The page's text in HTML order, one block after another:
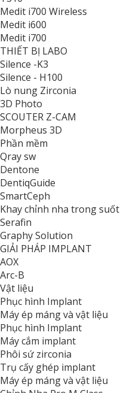
Medit i700 Wireless
Medit i600
Medit i700
THIẾT BỊ LABO
Silence -K3
Silence - H100
Lò nung Zirconia
3D Photo
SCOUTER Z-CAM
Morpheus 3D
Phần mềm
Qray sw
Dentone
DentiqGuide
SmartCeph
Khay chỉnh nha trong suốt
Serafin
Graphy Solution
GIẢI PHÁP IMPLANT
AOX
Arc-B
Vật liệu
Phục hình Implant
Máy ép máng và vật liệu
Phục hình Implant
Máy cắm implant
Phôi sứ zirconia
Trụ cấy ghép implant
Máy ép máng và vật liệu